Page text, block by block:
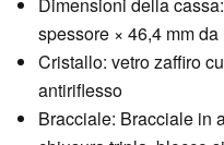
Dimensioni della
spessore × 46,4 mm
Cristallo: vetro zaffiro
antiriflesso
Bracciale: Bracciale in